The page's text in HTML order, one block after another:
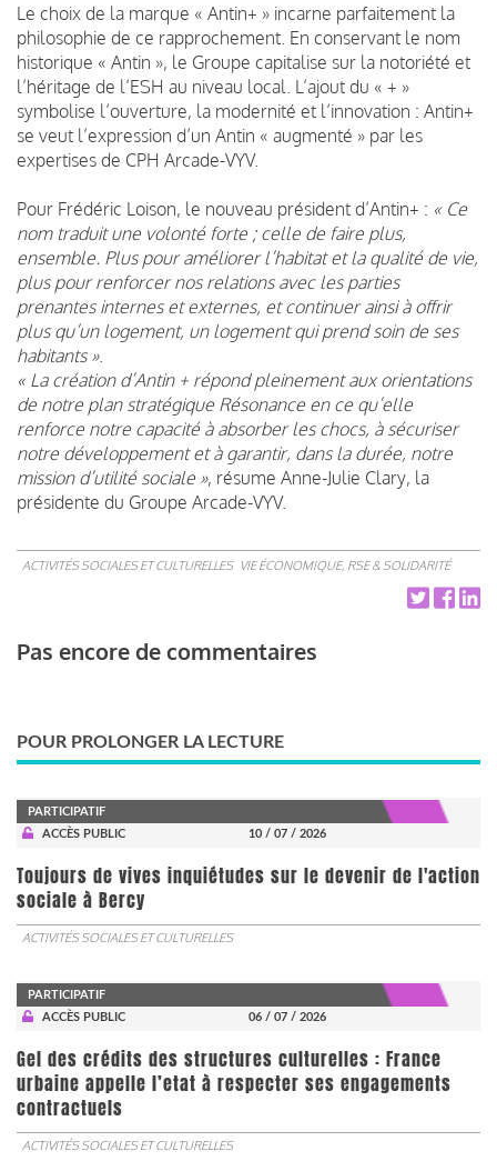
Le choix de la marque « Antin+ » incarne parfaitement la
philosophie de ce rapprochement. En conservant le nom
historique « Antin », le Groupe capitalise sur la notoriété et
l’héritage de l’ESH au niveau local. L’ajout du « + »
symbolise l’ouverture, la modernité et l’innovation : Antin+
se veut l’expression d’un Antin « augmenté » par les
expertises de CPH Arcade-VYV.
Pour Frédéric Loison, le nouveau président d’Antin+ : « Ce
nom traduit une volonté forte ; celle de faire plus,
ensemble. Plus pour améliorer l’habitat et la qualité de vie,
plus pour renforcer nos relations avec les parties
prenantes internes et externes, et continuer ainsi à offrir
plus qu’un logement, un logement qui prend soin de ses
habitants ».
« La création d’Antin + répond pleinement aux orientations
de notre plan stratégique Résonance en ce qu’elle
renforce notre capacité à absorber les chocs, à sécuriser
notre développement et à garantir, dans la durée, notre
mission d’utilité sociale », résume Anne-Julie Clary, la
présidente du Groupe Arcade-VYV.
ACTIVITÉS SOCIALES ET CULTURELLES VIE ÉCONOMIQUE, RSE & SOLIDARITÉ
Pas encore de commentaires
POUR PROLONGER LA LECTURE
PARTICIPATIF
ACCÈS PUBLIC
10 / 07 / 2026
Toujours de vives inquiétudes sur le devenir de l'action
sociale à Bercy
ACTIVITÉS SOCIALES ET CULTURELLES
PARTICIPATIF
ACCÈS PUBLIC
06 / 07 / 2026
Gel des crédits des structures culturelles : France
urbaine appelle l’etat à respecter ses engagements
contractuels
ACTIVITÉS SOCIALES ET CULTURELLES